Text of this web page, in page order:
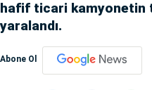
hafif ticari kamyonetin
yaralandı.
Abone Ol